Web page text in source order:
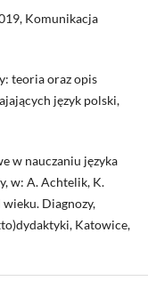
Komunikacja
teoria oraz opis
język polski,
w nauczaniu języka
w: A. Achtelik, K.
Diagnozy,
Katowice,